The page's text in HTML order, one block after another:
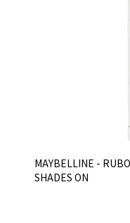
MAYBELLINE -
SHADES ON